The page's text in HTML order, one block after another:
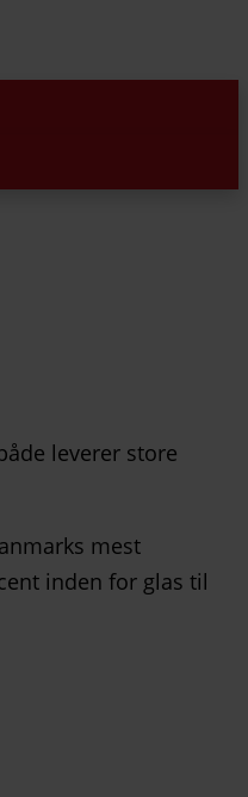
leverer store
mest
inden for glas til